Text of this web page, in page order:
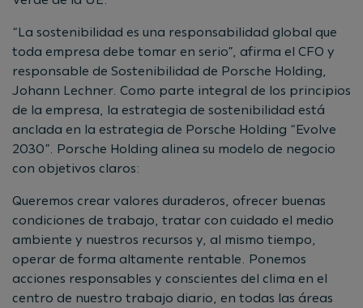
“La sostenibilidad es una responsabilidad global que
toda empresa debe tomar en serio”, afirma el CFO y
responsable de Sostenibilidad de Porsche Holding,
Johann Lechner. Como parte integral de los principios
de la empresa, la estrategia de sostenibilidad está
anclada en la estrategia de Porsche Holding “Evolve
2030”. Porsche Holding alinea su modelo de negocio
con objetivos claros:
Queremos crear valores duraderos, ofrecer buenas
condiciones de trabajo, tratar con cuidado el medio
ambiente y nuestros recursos y, al mismo tiempo,
operar de forma altamente rentable. Ponemos
acciones responsables y conscientes del clima en el
centro de nuestro trabajo diario, en todas las áreas